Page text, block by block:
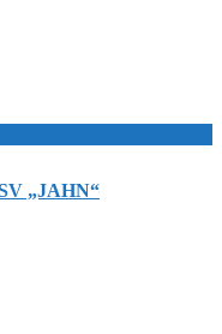
„JAHN“